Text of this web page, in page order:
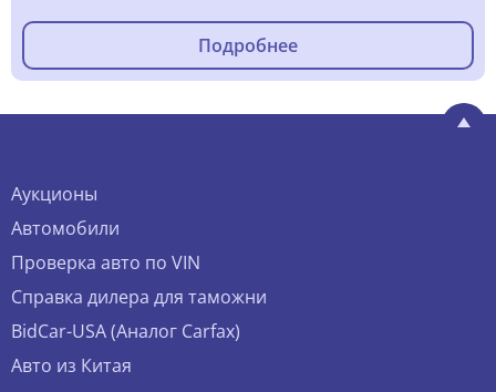
Подробнее
Аукционы
Автомобили
Проверка авто по VIN
Справка дилера для таможни
BidCar-USA (Аналог Carfax)
Авто из Китая